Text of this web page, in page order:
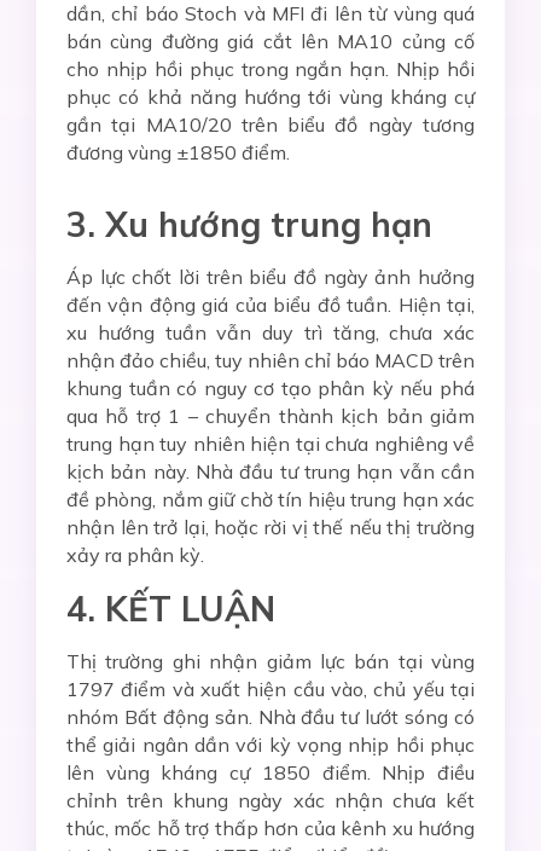
dần, chỉ báo Stoch và MFI đi lên từ vùng quá
bán cùng đường giá cắt lên MA10 củng cố
cho nhịp hồi phục trong ngắn hạn. Nhịp hồi
phục có khả năng hướng tới vùng kháng cự
gần tại MA10/20 trên biểu đồ ngày tương
đương vùng ±1850 điểm.
3. Xu hướng trung hạn
Áp lực chốt lời trên biểu đồ ngày ảnh hưởng
đến vận động giá của biểu đồ tuần. Hiện tại,
xu hướng tuần vẫn duy trì tăng, chưa xác
nhận đảo chiều, tuy nhiên chỉ báo MACD trên
khung tuần có nguy cơ tạo phân kỳ nếu phá
qua hỗ trợ 1 – chuyển thành kịch bản giảm
trung hạn tuy nhiên hiện tại chưa nghiêng về
kịch bản này. Nhà đầu tư trung hạn vẫn cần
đề phòng, nắm giữ chờ tín hiệu trung hạn xác
nhận lên trở lại, hoặc rời vị thế nếu thị trường
xảy ra phân kỳ.
4. KẾT LUẬN
Thị trường ghi nhận giảm lực bán tại vùng
1797 điểm và xuất hiện cầu vào, chủ yếu tại
nhóm Bất động sản. Nhà đầu tư lướt sóng có
thể giải ngân dần với kỳ vọng nhịp hồi phục
lên vùng kháng cự 1850 điểm. Nhịp điều
chỉnh trên khung ngày xác nhận chưa kết
thúc, mốc hỗ trợ thấp hơn của kênh xu hướng